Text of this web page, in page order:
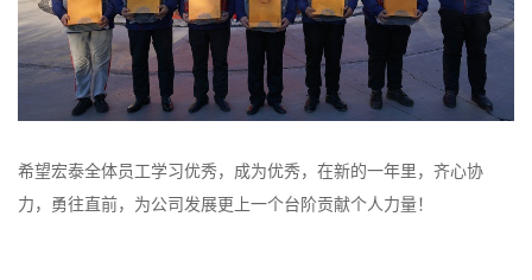
希望宏泰全体员工学习优秀，成为优秀，在新的一年里，齐心协
力，勇往直前，为公司发展更上一个台阶贡献个人力量！